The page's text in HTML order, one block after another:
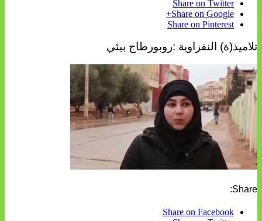
Share on Twitter
Share on Google+
Share on Pinterest
تلاميذ(ة) النفزاوية :روبورطاج بيئي
Share:
Share on Facebook